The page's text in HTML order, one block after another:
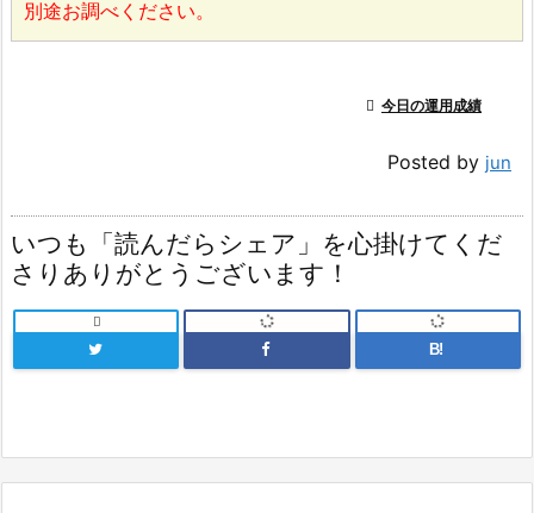
別途お調べください。
 今日の運用成績
Posted by jun
いつも「読んだらシェア」を心掛けてくだ
さりありがとうございます！

B!